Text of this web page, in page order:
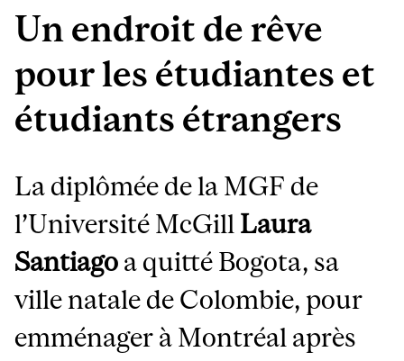
Un endroit de rêve
pour les étudiantes et
étudiants étrangers
La diplômée de la MGF de
l’Université McGill Laura
Santiago a quitté Bogota, sa
ville natale de Colombie, pour
emménager à Montréal après